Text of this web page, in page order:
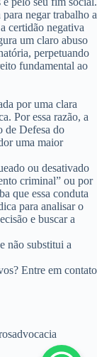
negar trabalho a
certidão negativa
um claro abuso
perpetuando
fundamental ao
por uma clara
Por essa razão, a
de Defesa do
uma maior
ou desativado
criminal” ou por
que essa conduta
para analisar o
e buscar a
não substitui a
Entre em contato